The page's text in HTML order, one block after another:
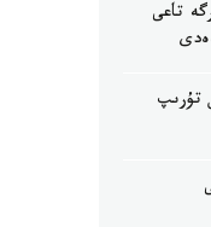
تاعى
تۇرىپ